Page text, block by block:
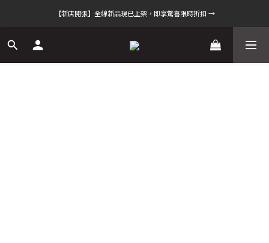
【新店開張】全線新品現已上架，即享驚喜限時折扣 →